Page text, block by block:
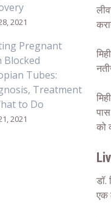
को
डॉ.
एक
2021
Pregnant
Blocked
Tubes:
Treatment
to Do
2021